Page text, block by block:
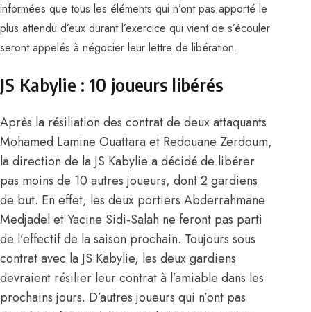
informées que tous les éléments qui n’ont pas apporté le
plus attendu d’eux durant l’exercice qui vient de s’écouler
seront appelés à négocier leur lettre de libération.
JS Kabylie : 10 joueurs libérés
Après la résiliation des contrat de deux attaquants
Mohamed Lamine Ouattara et Redouane Zerdoum,
la direction de la JS Kabylie a décidé de libérer
pas moins de 10 autres joueurs, dont 2 gardiens
de but. En effet, les deux portiers Abderrahmane
Medjadel et Yacine Sidi-Salah ne feront pas parti
de l’effectif de la saison prochain. Toujours sous
contrat avec la JS Kabylie, les deux gardiens
devraient résilier leur contrat à l’amiable dans les
prochains jours. D’autres joueurs qui n’ont pas